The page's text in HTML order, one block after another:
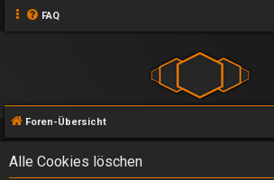
FAQ
Foren-Übersicht
Alle Cookies löschen